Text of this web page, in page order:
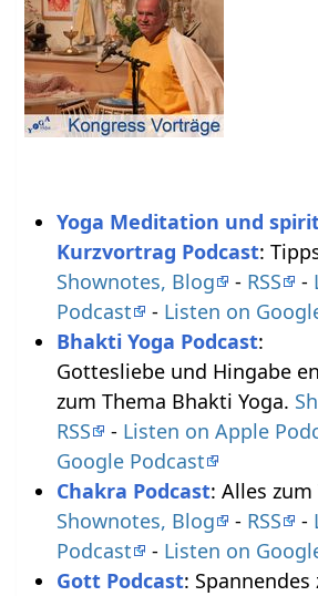
Yoga Meditation und
Kurzvortrag Podcast:
Shownotes, Blog
- RSS -
Podcast
- Listen on
Bhakti Yoga Podcast:
Gottesliebe und Hingabe
zum Thema Bhakti Yoga.
RSS
- Listen on Apple
Google Podcast
Chakra Podcast: Alles zum
Shownotes, Blog
- RSS -
Podcast
- Listen on
Gott Podcast: